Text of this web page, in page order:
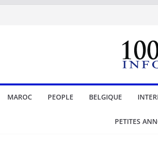
MAROC PEOPLE BELGIQUE
PETITES